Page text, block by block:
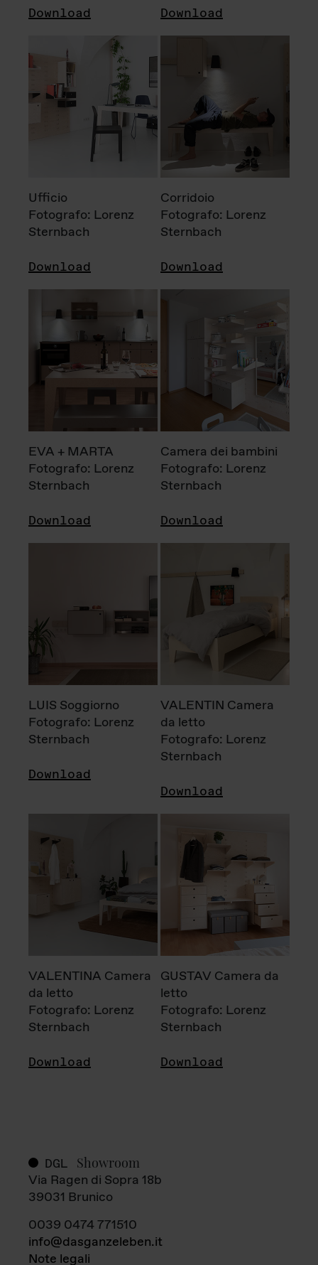
Download Download
Ufficio
Fotografo: Lorenz
Sternbach
Download
Corridoio
Fotografo: Lorenz
Sternbach
Download
EVA + MARTA
Fotografo: Lorenz
Sternbach
Download
Camera dei bambini
Fotografo: Lorenz
Sternbach
Download
LUIS Soggiorno
Fotografo: Lorenz
Sternbach
Download
VALENTIN Camera
da letto
Fotografo: Lorenz
Sternbach
Download
VALENTINA Camera
da letto
Fotografo: Lorenz
Sternbach
Download
GUSTAV Camera da
letto
Fotografo: Lorenz
Sternbach
Download
DGL Showroom
Via Ragen di Sopra 18b
39031 Brunico
0039 0474 771510
info@dasganzeleben.it
Note legali